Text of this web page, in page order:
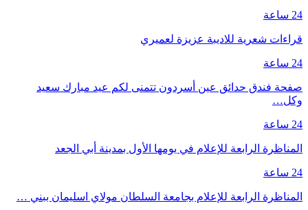
24 ساعة
قراءات شعرية للاديبة عزيزة لعميري
24 ساعة
صفحة فندق حدائق عين أسردون تتمنى لكم عيد مبارك سعيد
وكل…
24 ساعة
المناظرة الرابعة للإعلام في يومها الأول بمدينة أبي الجعد
24 ساعة
المناظرة الرابعة للإعلام بجامعة السلطان مولاي اسليمان ببني …